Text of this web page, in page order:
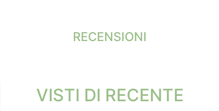
RECENSIONI
VISTI DI RECENTE